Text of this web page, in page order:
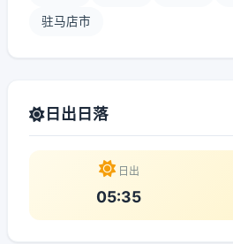
驻马店市
日出日落
日出
05:35